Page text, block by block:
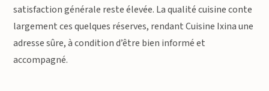
satisfaction générale reste élevée. La qualité cuisine conte
largement ces quelques réserves, rendant Cuisine Ixina une
adresse sûre, à condition d’être bien informé et
accompagné.